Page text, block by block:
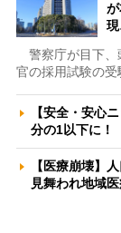
警察庁が目下、
官の採用試験の
【安全・安心
分の1以下に
【医療崩壊】
見舞われ地域